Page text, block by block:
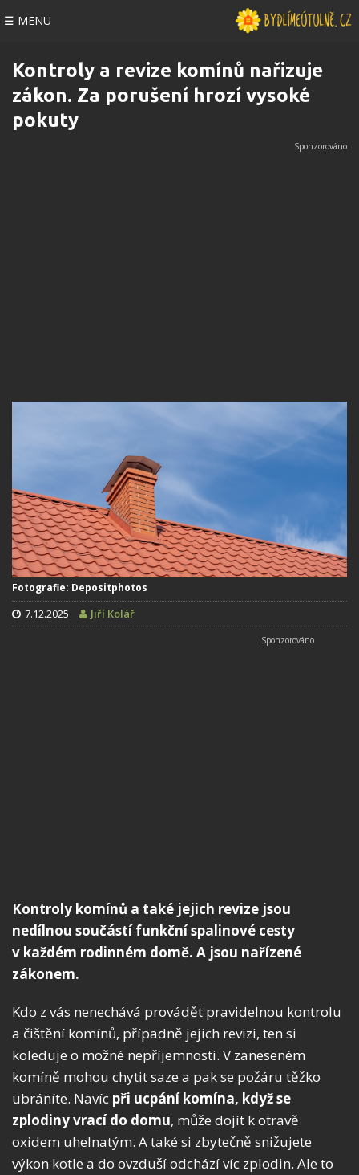
☰ MENU
Kontroly a revize komínů nařizuje
zákon. Za porušení hrozí vysoké
pokuty
Fotografie: Depositphotos
7.12.2025 Jiří Kolář
Kontroly komínů a také jejich revize jsou
nedílnou součástí funkční spalinové cesty
v každém rodinném domě. A jsou nařízené
zákonem.
Kdo z vás nenechává provádět pravidelnou kontrolu
a čištění komínů, případně jejich revizi, ten si
koleduje o možné nepříjemnosti. V zaneseném
komíně mohou chytit saze a pak se požáru těžko
ubráníte. Navíc při ucpání komína, když se
zplodiny vrací do domu, může dojít k otravě
oxidem uhelnatým. A také si zbytečně snižujete
výkon kotle a do ovzduší odchází víc zplodin. Ale to